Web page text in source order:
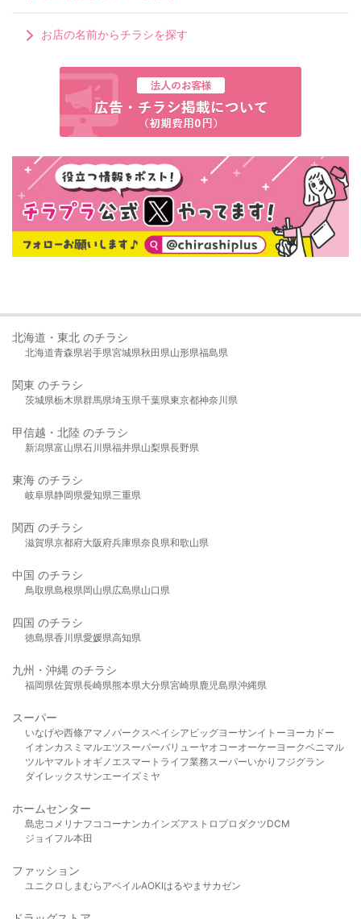
お店の名前からチラシを探す
北海道・東北 のチラシ
北海道青森県岩手県宮城県秋田県山形県福島県
関東 のチラシ
茨城県栃木県群馬県埼玉県千葉県東京都神奈川県
甲信越・北陸 のチラシ
新潟県富山県石川県福井県山梨県長野県
東海 のチラシ
岐阜県静岡県愛知県三重県
関西 のチラシ
滋賀県京都府大阪府兵庫県奈良県和歌山県
中国 のチラシ
鳥取県島根県岡山県広島県山口県
四国 のチラシ
徳島県香川県愛媛県高知県
九州・沖縄 のチラシ
福岡県佐賀県長崎県熊本県大分県宮崎県鹿児島県沖縄県
スーパー
いなげや西條アマノパークスベイシア ビッグヨーサンイトーヨーカドー
イオンカスミ マルエツスーパーバリューヤオコーオーケー ヨークベニマル
ツルヤマルト オギノ エスマート ライフ業務スーパーいかり フジグラン
ダイレックスサンエーイズミヤ
ホームセンター
島忠 コメリ ナフコ コーナンカインズアストロプロダクツDCM
ジョイフル本田
ファッション
ユニクロ しまむら アベイルAOKIはるやま サカゼン